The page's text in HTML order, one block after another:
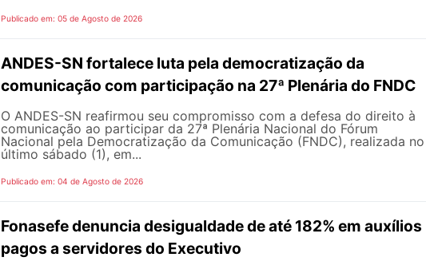
Publicado em: 05 de Agosto de 2026
ANDES-SN fortalece luta pela democratização da
comunicação com participação na 27ª Plenária do FNDC
O ANDES-SN reafirmou seu compromisso com a defesa do direito à
comunicação ao participar da 27ª Plenária Nacional do Fórum
Nacional pela Democratização da Comunicação (FNDC), realizada no
último sábado (1), em...
Publicado em: 04 de Agosto de 2026
Fonasefe denuncia desigualdade de até 182% em auxílios
pagos a servidores do Executivo